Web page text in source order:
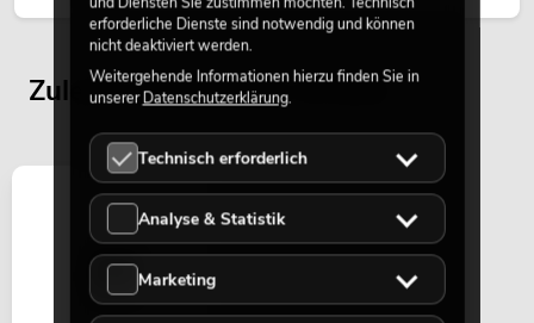
OMNITRONIC TRM-422 4-Kanal
No. 10355931
Bestand reicht ca. 12 Wo.
699,00€
Zuletzt angesehene Artikel
erforderliche Dienste sind notwendig und können
nicht deaktiviert werden.
Weitergehende Informationen hierzu finden Sie in
unsererDatenschutzerklärung.
Technisch erforderlich
Analyse & Statistik
Marketing